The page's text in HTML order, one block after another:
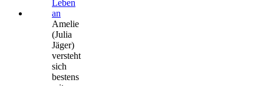
Amelie
(Julia
Jäger)
versteht
sich
bestens